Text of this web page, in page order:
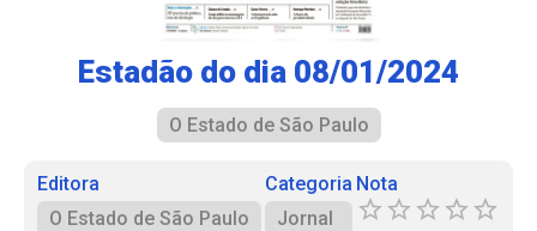
Estadão do dia 08/01/2024
O Estado de São Paulo
Editora
O Estado de São Paulo
Categoria
Jornal
Nota